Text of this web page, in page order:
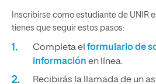
Inscribirse como estudiante de UNIR
tienes que seguir estos pasos:
Completa el formulario de
información en línea.
Recibirás la llamada de un